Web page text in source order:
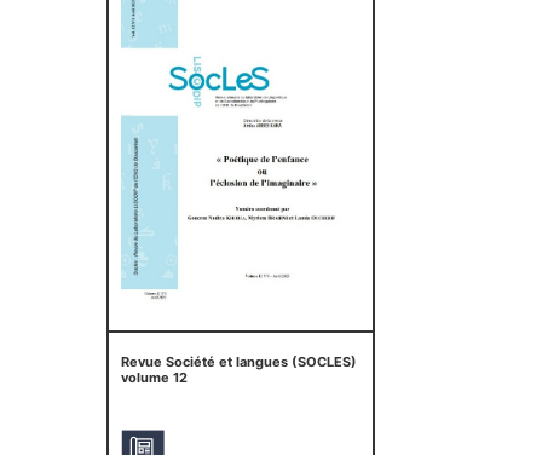
Revue Société et langues (SOCLES)
volume 12